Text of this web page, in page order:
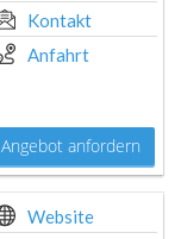
Kontakt
Anfahrt
Angebot anfordern
Website